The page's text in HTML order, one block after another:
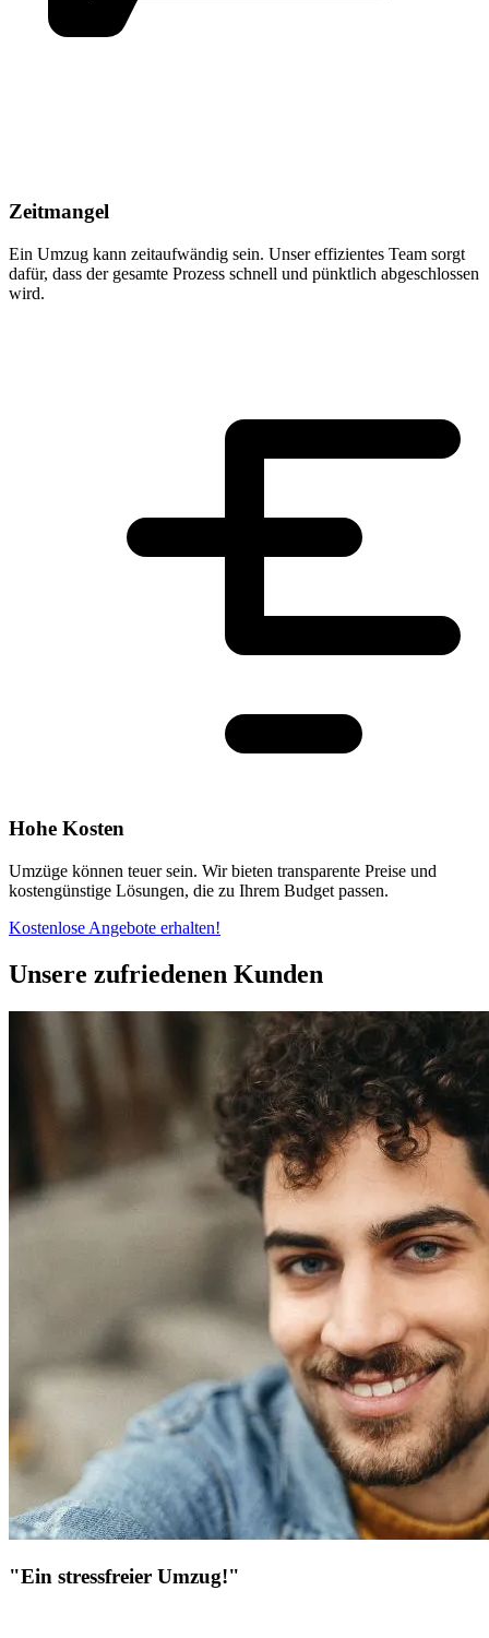
Zeitmangel
Ein Umzug kann zeitaufwändig sein. Unser effizientes Team sorgt
dafür, dass der gesamte Prozess schnell und pünktlich abgeschlossen
wird.
Hohe Kosten
Umzüge können teuer sein. Wir bieten transparente Preise und
kostengünstige Lösungen, die zu Ihrem Budget passen.
Kostenlose Angebote erhalten!
Unsere zufriedenen Kunden
"Ein stressfreier Umzug!"